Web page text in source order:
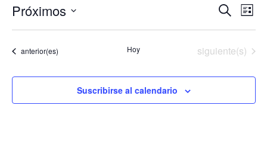
Buscar
de
de
Lista
Próximos
Selecciona
fecha.
Eventos
anterior(es) Hoy Eventos
siguiente(s)
Suscribirse al calendario